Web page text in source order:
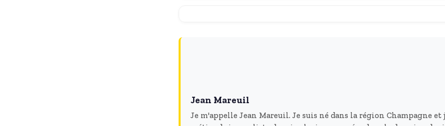
Jean Mareuil
Je m'appelle Jean Mareuil. Je suis né dans la région Champagne et